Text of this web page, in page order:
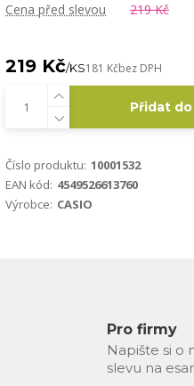
Cena před slevou
219 Kč
219 Kč/KS181 Kčbez DPH
Přidat
Číslo produktu: 10001532
EAN kód: 4549526613760
Výrobce: CASIO
Pro firmy
Napište si o
slevu na